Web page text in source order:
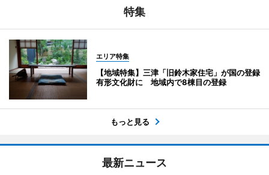
特集
エリア特集
【地域特集】三津「旧鈴木家住宅」が国の登録
有形文化財に 地域内で8棟目の登録
もっと見る
最新ニュース